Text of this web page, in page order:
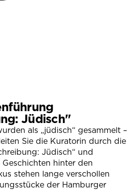
Jüdisch"
als „jüdisch“ gesammelt –
Sie die Kuratorin durch die
Jüdisch“ und
hinter den
stehen lange verschollen
der Hamburger